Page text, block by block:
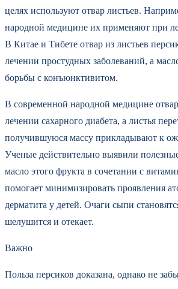
целях используют отвар листьев.
народной медицине их применяют при
В Китае и Тибете отвар из листьев
лечении простудных заболеваний, а
борьбы с конъюнктивитом.
В современной народной медицине
лечении сахарного диабета, а листья
получившуюся массу прикладывают к
Ученые действительно выявили
масло этого фрукта в сочетании с
помогает минимизировать проявления
дерматита у детей. Очаги сыпи
шелушится и отекает.
Важно
Польза персиков доказана, однако не